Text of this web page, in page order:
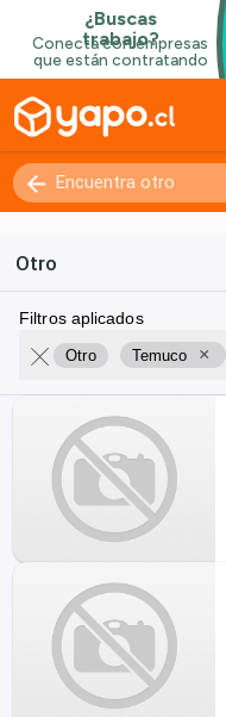
Otro
Filtros aplicados
Otro Temuco ×